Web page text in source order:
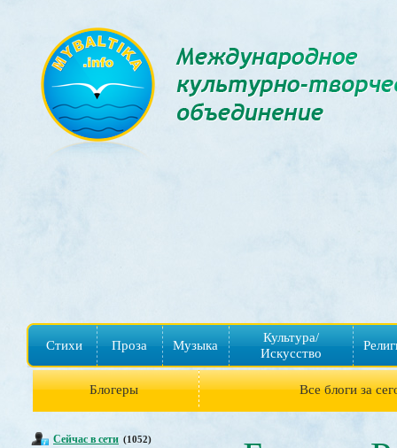
Стихи Проза Музыка
Культура/
Искусство
Блогеры Все блоги за
Сейчас в сети (1052)